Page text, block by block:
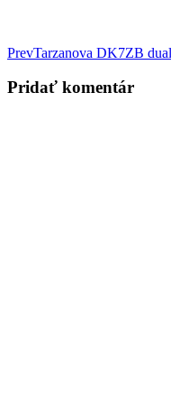
Post
navigation
PrevTarzanova DK7ZB
Pridať komentár